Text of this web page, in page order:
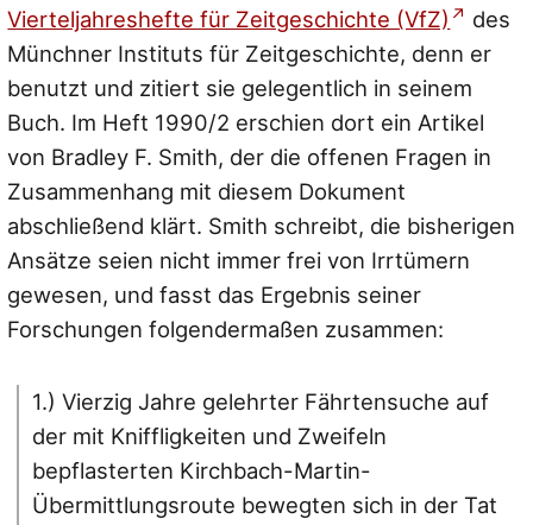
Vierteljahreshefte für Zeitgeschichte (VfZ)
des
Münchner Instituts für Zeitgeschichte, denn er
benutzt und zitiert sie gelegentlich in seinem
Buch. Im Heft 1990/2 erschien dort ein Artikel
von Bradley F. Smith, der die offenen Fragen in
Zusammenhang mit diesem Dokument
abschließend klärt. Smith schreibt, die bisherigen
Ansätze seien nicht immer frei von Irrtümern
gewesen, und fasst das Ergebnis seiner
Forschungen folgendermaßen zusammen:
1.) Vierzig Jahre gelehrter Fährtensuche auf
der mit Kniffligkeiten und Zweifeln
bepflasterten Kirchbach-Martin-
Übermittlungsroute bewegten sich in der Tat